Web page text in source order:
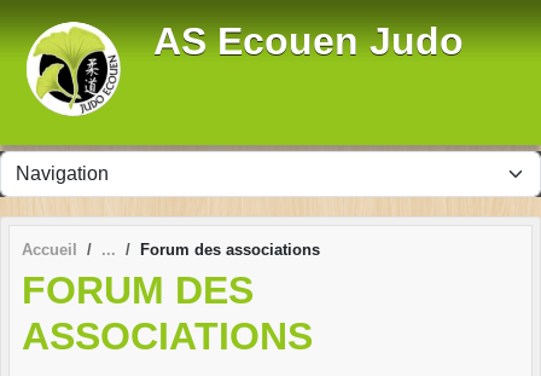
AS Ecouen Judo
Accueil Forum des associations
FORUM DES
ASSOCIATIONS